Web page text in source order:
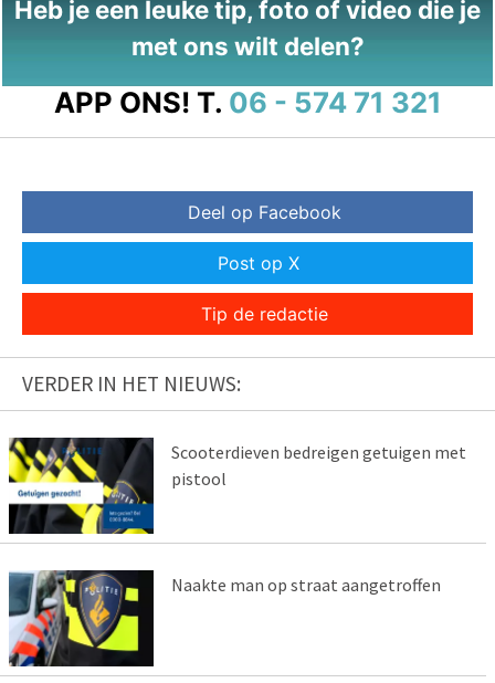
Heb je een leuke tip, foto of video die je
met ons wilt delen?
APP ONS! T. 06 - 574 71 321
Deel op Facebook
Post op X
Tip de redactie
VERDER IN HET NIEUWS:
Scooterdieven bedreigen getuigen met
pistool
Naakte man op straat aangetroffen